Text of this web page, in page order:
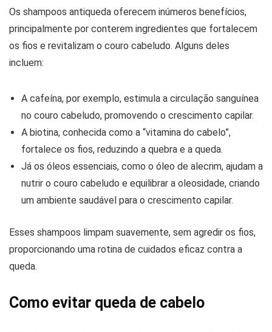
Os shampoos antiqueda oferecem inúmeros benefícios,
principalmente por conterem ingredientes que fortalecem
os fios e revitalizam o couro cabeludo. Alguns deles
incluem:
A cafeína, por exemplo, estimula a circulação sanguínea
no couro cabeludo, promovendo o crescimento capilar.
A biotina, conhecida como a “vitamina do cabelo”,
fortalece os fios, reduzindo a quebra e a queda.
Já os óleos essenciais, como o óleo de alecrim, ajudam a
nutrir o couro cabeludo e equilibrar a oleosidade, criando
um ambiente saudável para o crescimento capilar.
Esses shampoos limpam suavemente, sem agredir os fios,
proporcionando uma rotina de cuidados eficaz contra a
queda.
Como evitar queda de cabelo